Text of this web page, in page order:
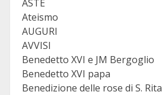
ASTE
Ateismo
AUGURI
AVVISI
Benedetto XVI e JM Bergoglio
Benedetto XVI papa
Benedizione delle rose di S. Rita